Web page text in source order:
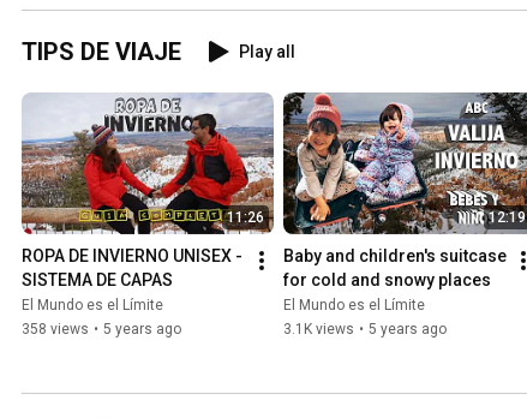
TIPS DE VIAJE Play all
11:26
ROPA DE INVIERNO UNISEX -
SISTEMA DE CAPAS
El Mundo es el Límite
358 views • 5 years ago
12:19
Baby and children's suitcase
for cold and snowy places
El Mundo es el Límite
3.1K views • 5 years ago